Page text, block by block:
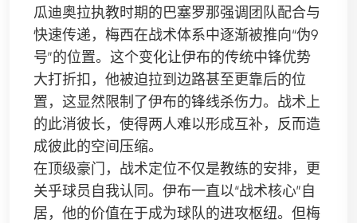
瓜迪奥拉执教时期的巴塞罗那强调团队配合与
快速传递，梅西在战术体系中逐渐被推向“伪9
号”的位置。这个变化让伊布的传统中锋优势
大打折扣，他被迫拉到边路甚至更靠后的位
置，这显然限制了伊布的锋线杀伤力。战术上
的此消彼长，使得两人难以形成互补，反而造
成彼此的空间压缩。
在顶级豪门，战术定位不仅是教练的安排，更
关乎球员自我认同。伊布一直以“战术核心”自
居，他的价值在于成为球队的进攻枢纽。但梅